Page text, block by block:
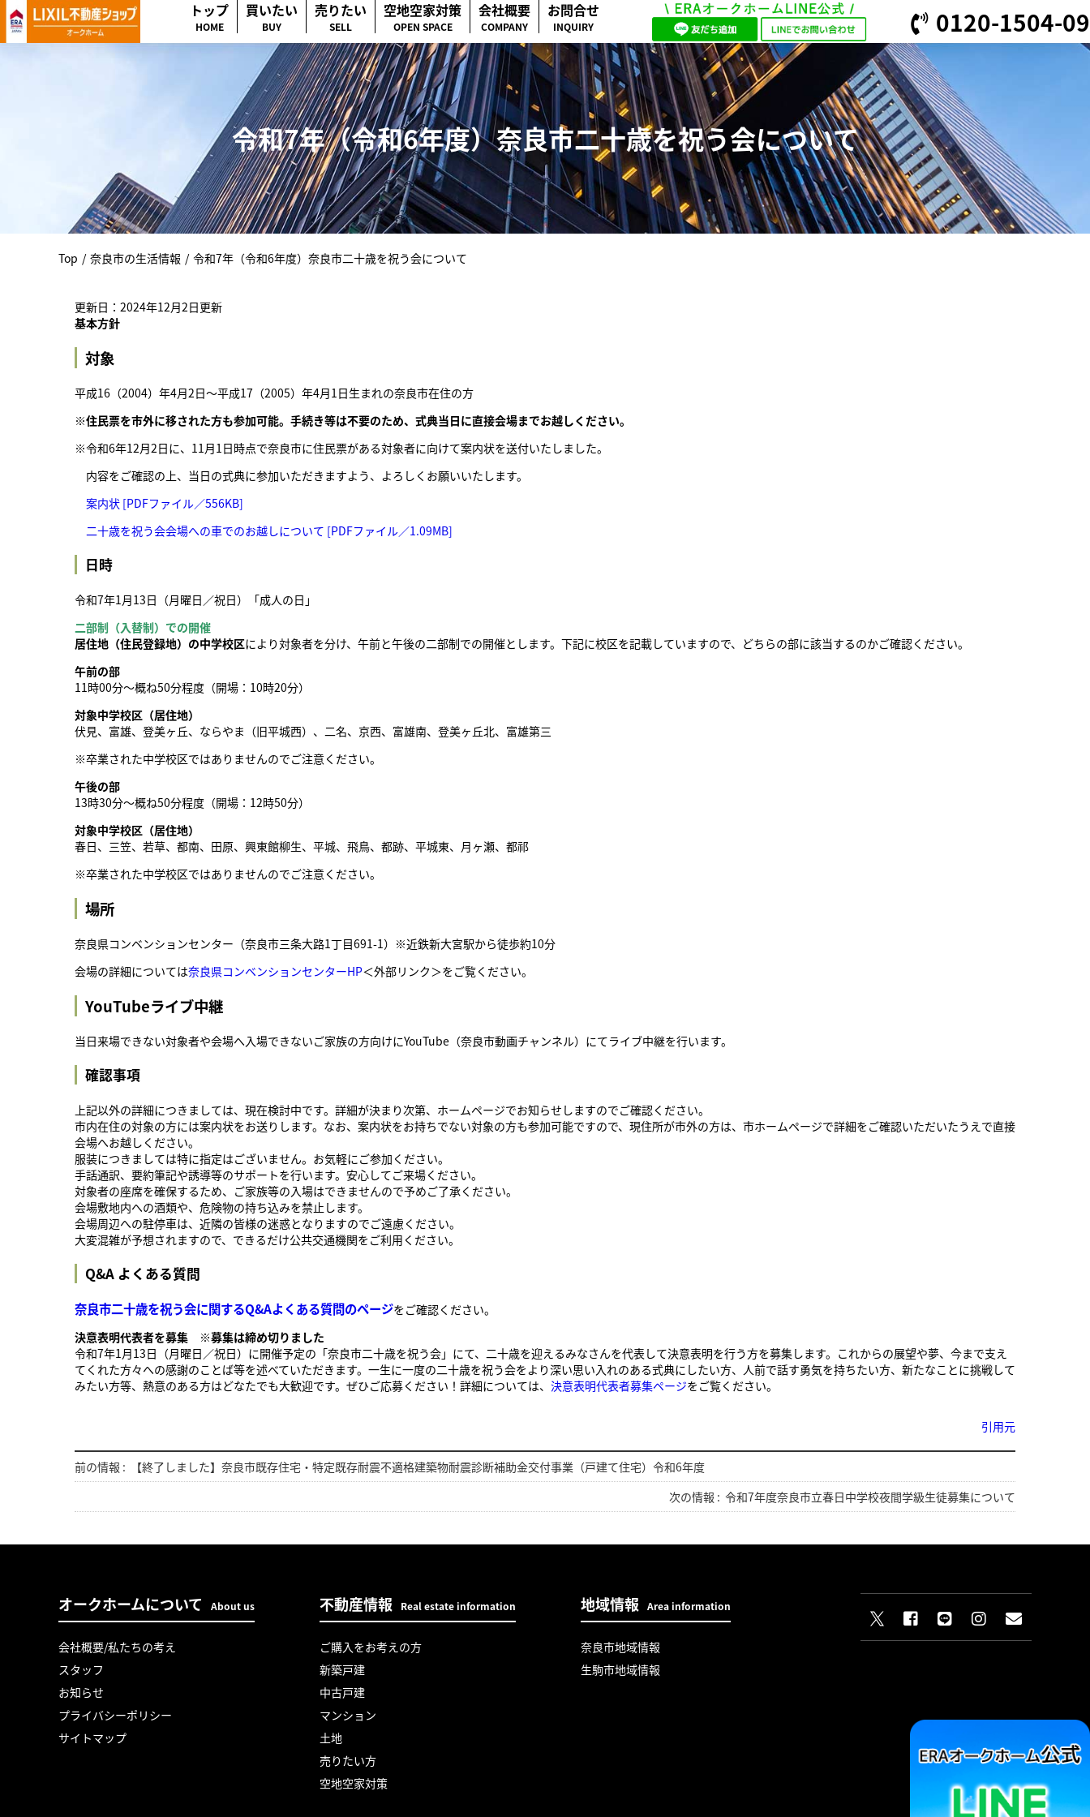
トップ
HOME
買いたい
BUY
売りたい
SELL
空地空家対策
OPEN SPACE
会社概要
COMPANY
お問合せ
INQUIRY 0120-1504-09
令和7年（令和6年度）奈良市二十歳を祝う会について
Top / 奈良市の生活情報 / 令和7年（令和6年度）奈良市二十歳を祝う会について
更新日：2024年12月2日更新
基本方針
対象
平成16（2004）年4月2日～平成17（2005）年4月1日生まれの奈良市在住の方
※住民票を市外に移された方も参加可能。手続き等は不要のため、式典当日に直接会場までお越しください。
※令和6年12月2日に、11月1日時点で奈良市に住民票がある対象者に向けて案内状を送付いたしました。
内容をご確認の上、当日の式典に参加いただきますよう、よろしくお願いいたします。
案内状 [PDFファイル／556KB]
二十歳を祝う会会場への車でのお越しについて [PDFファイル／1.09MB]
日時
令和7年1月13日（月曜日／祝日）「成人の日」
二部制（入替制）での開催
居住地（住民登録地）の中学校区により対象者を分け、午前と午後の二部制での開催とします。下記に校区を記載していますので、どちらの部に該当するのかご確認ください。
午前の部
11時00分～概ね50分程度（開場：10時20分）
対象中学校区（居住地）
伏見、富雄、登美ヶ丘、ならやま（旧平城西）、二名、京西、富雄南、登美ヶ丘北、富雄第三
※卒業された中学校区ではありませんのでご注意ください。
午後の部
13時30分～概ね50分程度（開場：12時50分）
対象中学校区（居住地）
春日、三笠、若草、都南、田原、興東館柳生、平城、飛鳥、都跡、平城東、月ヶ瀬、都祁
※卒業された中学校区ではありませんのでご注意ください。
場所
奈良県コンベンションセンター（奈良市三条大路1丁目691-1）※近鉄新大宮駅から徒歩約10分
会場の詳細については奈良県コンベンションセンターHP＜外部リンク＞をご覧ください。
YouTubeライブ中継
当日来場できない対象者や会場へ入場できないご家族の方向けにYouTube（奈良市動画チャンネル）にてライブ中継を行います。
確認事項
上記以外の詳細につきましては、現在検討中です。詳細が決まり次第、ホームページでお知らせしますのでご確認ください。
市内在住の対象の方には案内状をお送りします。なお、案内状をお持ちでない対象の方も参加可能ですので、現住所が市外の方は、市ホームページで詳細をご確認いただいたうえで直接
会場へお越しください。
服装につきましては特に指定はございません。お気軽にご参加ください。
手話通訳、要約筆記や誘導等のサポートを行います。安心してご来場ください。
対象者の座席を確保するため、ご家族等の入場はできませんので予めご了承ください。
会場敷地内への酒類や、危険物の持ち込みを禁止します。
会場周辺への駐停車は、近隣の皆様の迷惑となりますのでご遠慮ください。
大変混雑が予想されますので、できるだけ公共交通機関をご利用ください。
Q&A よくある質問
奈良市二十歳を祝う会に関するQ&Aよくある質問のページをご確認ください。
決意表明代表者を募集 ※募集は締め切りました
令和7年1月13日（月曜日／祝日）に開催予定の「奈良市二十歳を祝う会」にて、二十歳を迎えるみなさんを代表して決意表明を行う方を募集します。これからの展望や夢、今まで支え
てくれた方々への感謝のことば等を述べていただきます。一生に一度の二十歳を祝う会をより深い思い入れのある式典にしたい方、人前で話す勇気を持ちたい方、新たなことに挑戦して
みたい方等、熱意のある方はどなたでも大歓迎です。ぜひご応募ください！​詳細については、 決意表明代表者募集ページをご覧ください。
引用元
前の情報 :
【終了しました】奈良市既存住宅・特定既存耐震不適格建築物耐震診断補助金交付事業（戸建て住宅）令和6年度
次の情報 : 令和7年度奈良市立春日中学校夜間学級生徒募集について
オークホームについて About us
会社概要/私たちの考え
スタッフ
お知らせ
プライバシーポリシー
サイトマップ
不動産情報 Real estate information
ご購入をお考えの方
新築戸建
中古戸建
マンション
土地
売りたい方
空地空家対策
地域情報 Area information
奈良市地域情報
生駒市地域情報